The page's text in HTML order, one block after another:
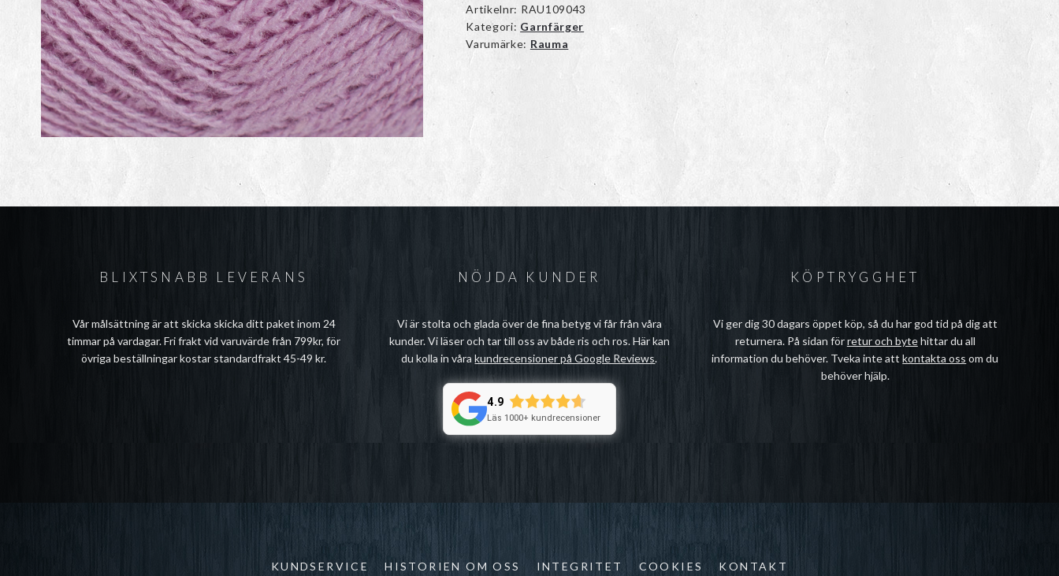
Artikelnr: RAU109043
Kategori: Garnfärger
Varumärke: Rauma
BLIXTSNABB LEVERANS
Vår målsättning är att skicka skicka ditt paket inom 24
timmar på vardagar. Fri frakt vid varuvärde från 799kr, för
övriga beställningar kostar standardfrakt 45-49 kr.
NÖJDA KUNDER
Vi är stolta och glada över de fina betyg vi får från våra
kunder. Vi läser och tar till oss av både ris och ros. Här kan
du kolla in vårakundrecensioner på Google Reviews.
4.9
Läs 1000+ kundrecensioner
KÖPTRYGGHET
Vi ger dig 30 dagars öppet köp, så du har god tid på dig att
returnera. På sidan förretur och bytehittar du all
information du behöver. Tveka inte attkontakta oss om du
behöver hjälp.
KUNDSERVICE HISTORIEN OM OSS INTEGRITET COOKIES KONTAKT